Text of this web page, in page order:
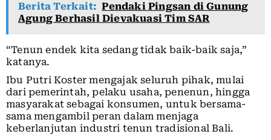
Berita Terkait: Pendaki Pingsan di Gunung
Agung Berhasil Dievakuasi Tim SAR
“Tenun endek kita sedang tidak baik-baik saja,”
katanya.
Ibu Putri Koster mengajak seluruh pihak, mulai
dari pemerintah, pelaku usaha, penenun, hingga
masyarakat sebagai konsumen, untuk bersama-
sama mengambil peran dalam menjaga
keberlanjutan industri tenun tradisional Bali.